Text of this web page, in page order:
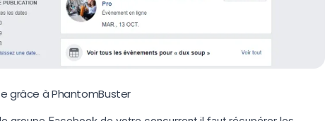
grâce à PhantomBuster